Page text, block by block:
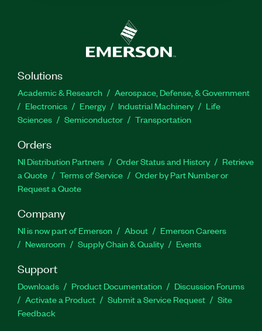
Solutions
Academic & Research
Aerospace, Defense, & Government
Electronics
Energy Industrial Machinery
Life
Sciences
Semiconductor Transportation
Orders
NI Distribution Partners Order Status and History
Retrieve
a Quote
Terms of Service
Order by Part Number or
Request a Quote
Company
NI is now part of Emerson About
Emerson Careers
Newsroom
Supply Chain & Quality Events
Support
Downloads Product Documentation
Discussion Forums
Activate a Product
Submit a Service Request
Site
Feedback